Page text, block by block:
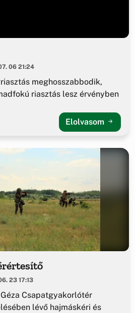
06 21:24
meghosszabbodik,
riasztás lesz érvényben
Elolvasom
23 17:13
Csapatgyakorlótér
lévő hajmáskéri és